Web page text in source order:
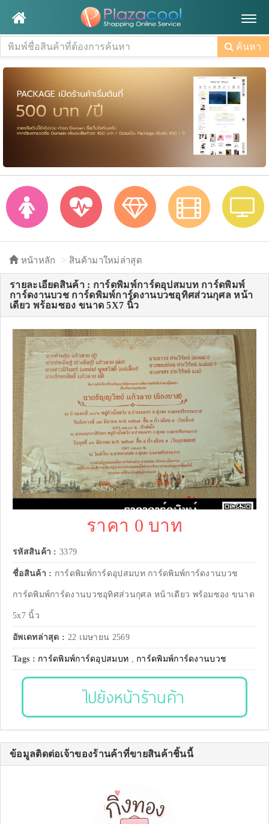
ค้นหา
หน้าหลัก สินค้ามาใหม่ล่าสุด
รายละเอียดสินค้า : การ์ดพิมพ์การ์ดอุปสมบท การ์ดพิมพ์
การ์ดงานบวช การ์ดพิมพ์การ์ดงานบวชอุทิศส่วนกุศล หน้า
เดียว พร้อมซอง ขนาด 5X7 นิ้ว
ราคา 0 บาท
รหัสสินค้า : 3379
ชื่อสินค้า : การ์ดพิมพ์การ์ดอุปสมบท การ์ดพิมพ์การ์ดงานบวช
การ์ดพิมพ์การ์ดงานบวชอุทิศส่วนกุศล หน้าเดียว พร้อมซอง ขนาด
5x7 นิ้ว
อัพเดทล่าสุด : 22 เมษายน 2569
Tags : การ์ดพิมพ์การ์ดอุปสมบท , การ์ดพิมพ์การ์ดงานบวช
ไปยังหน้าร้านค้า
ข้อมูลติดต่อเจ้าของร้านค้าที่ขายสินค้าชิ้นนี้